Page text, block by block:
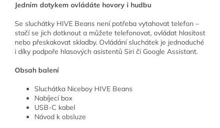
Jedním dotykem ovládáte hovory i hudbu
Se sluchátky HIVE Beans není potřeba vytahovat telefon –
stačí se jich dotknout a můžete telefonovat, ovládat hlasitost
nebo přeskakovat skladby. Ovládání sluchátek je jednoduché
i díky podpoře hlasových asistentů Siri či Google Assistant.
Obsah balení
Sluchátka Niceboy HIVE Beans
Nabíjecí box
USB-C kabel
Návod k obsluze